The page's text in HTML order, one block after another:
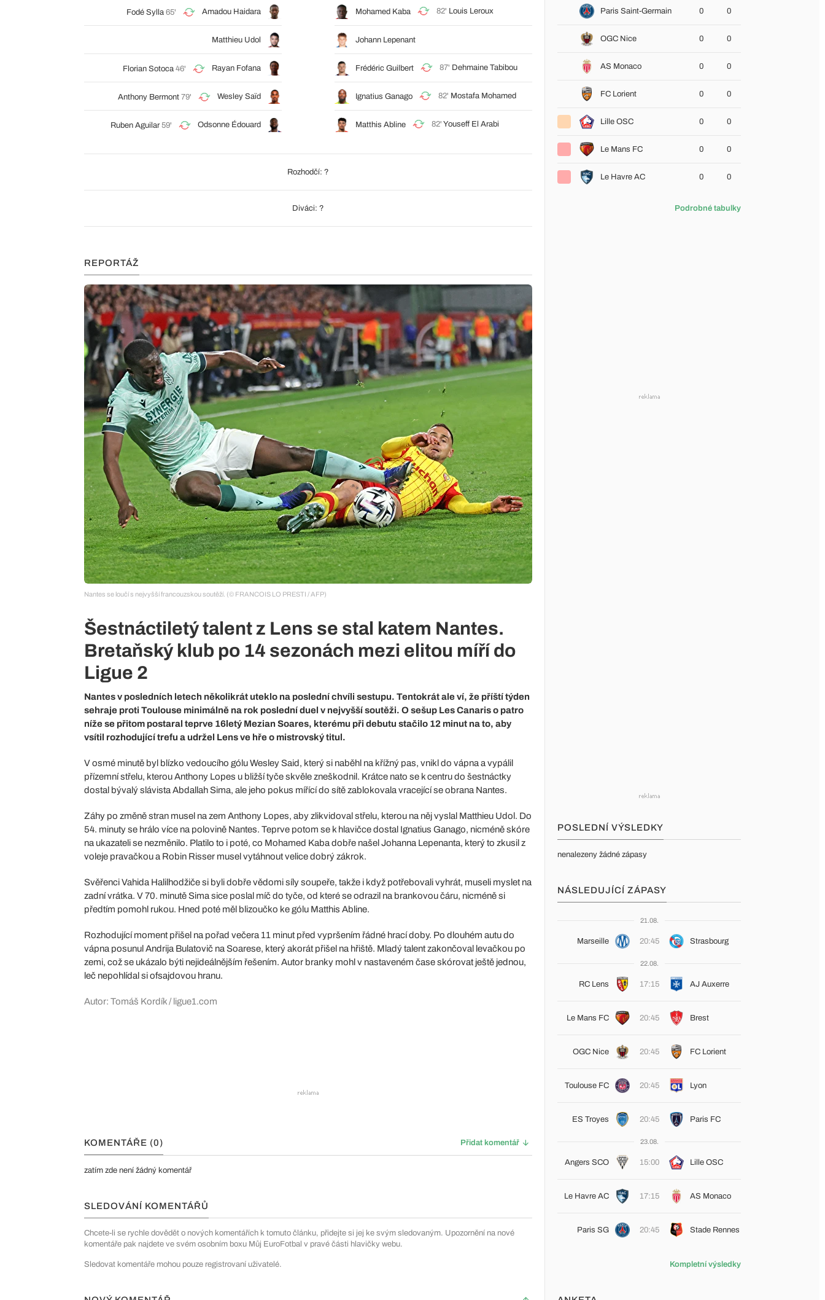
Fodé Sylla 65' Amadou Haidara Mohamed Kaba 82' Louis Leroux
Matthieu Udol Johann Lepenant
Florian Sotoca 46' Rayan Fofana Frédéric Guilbert 87' Dehmaine Tabibou
Anthony Bermont 79' Wesley Saïd Ignatius Ganago 82' Mostafa Mohamed
Ruben Aguilar 59' Odsonne Édouard Matthis Abline 82' Youseff El Arabi
Rozhodčí: ?
Diváci: ?
REPORTÁŽ
Nantes se loučí s nejvyšší francouzskou soutěží. (© FRANCOIS LO PRESTI / AFP)
Šestnáctiletý talent z Lens se stal katem Nantes.
Bretaňský klub po 14 sezonách mezi elitou míří do
Ligue 2
Nantes v posledních letech několikrát uteklo na poslední chvíli sestupu. Tentokrát ale ví, že příští týden
sehraje proti Toulouse minimálně na rok poslední duel v nejvyšší soutěži. O sešup Les Canaris o patro
níže se přitom postaral teprve 16letý Mezian Soares, kterému při debutu stačilo 12 minut na to, aby
vsítil rozhodující trefu a udržel Lens ve hře o mistrovský titul.
V osmé minutě byl blízko vedoucího gólu Wesley Said, který si naběhl na křížný pas, vnikl do vápna a vypálil
přízemní střelu, kterou Anthony Lopes u bližší tyče skvěle zneškodnil. Krátce nato se k centru do šestnáctky
dostal bývalý slávista Abdallah Sima, ale jeho pokus mířící do sítě zablokovala vracející se obrana Nantes.
Záhy po změně stran musel na zem Anthony Lopes, aby zlikvidoval střelu, kterou na něj vyslal Matthieu Udol. Do
54. minuty se hrálo více na polovině Nantes. Teprve potom se k hlavičce dostal Ignatius Ganago, nicméně skóre
na ukazateli se nezměnilo. Platilo to i poté, co Mohamed Kaba dobře našel Johanna Lepenanta, který to zkusil z
voleje pravačkou a Robin Risser musel vytáhnout velice dobrý zákrok.
Svěřenci Vahida Halilhodžiče si byli dobře vědomi síly soupeře, takže i když potřebovali vyhrát, museli myslet na
zadní vrátka. V 70. minutě Sima sice poslal míč do tyče, od které se odrazil na brankovou čáru, nicméně si
předtím pomohl rukou. Hned poté měl blizoučko ke gólu Matthis Abline.
Rozhodující moment přišel na pořad večera 11 minut před vypršením řádné hrací doby. Po dlouhém autu do
vápna posunul Andrija Bulatovič na Soarese, který akorát přišel na hřiště. Mladý talent zakončoval levačkou po
zemi, což se ukázalo býti nejideálnějším řešením. Autor branky mohl v nastaveném čase skórovat ještě jednou,
leč nepohlídal si ofsajdovou hranu.
Autor: Tomáš Kordík / ligue1.com
KOMENTÁŘE (0) Přidat komentář
zatím zde není žádný komentář
SLEDOVÁNÍ KOMENTÁŘŮ
Chcete-li se rychle dovědět o nových komentářích k tomuto článku, přidejte si jej ke svým sledovaným. Upozornění na nové
komentáře pak najdete ve svém osobním boxu Můj EuroFotbal v pravé části hlavičky webu.
Sledovat komentáře mohou pouze registrovaní uživatelé.
Paris Saint-Germain 0 0
OGC Nice 0 0
AS Monaco 0 0
FC Lorient 0 0
Lille OSC 0 0
Le Mans FC 0 0
Le Havre AC 0 0
Podrobné tabulky
POSLEDNÍ VÝSLEDKY
nenalezeny žádné zápasy
NÁSLEDUJÍCÍ ZÁPASY
21.08.
Marseille 20:45 Strasbourg
22.08.
RC Lens 17:15 AJ Auxerre
Le Mans FC 20:45 Brest
OGC Nice 20:45 FC Lorient
Toulouse FC 20:45 Lyon
ES Troyes 20:45 Paris FC
23.08.
Angers SCO 15:00 Lille OSC
Le Havre AC 17:15 AS Monaco
Paris SG 20:45 Stade Rennes
Kompletní výsledky